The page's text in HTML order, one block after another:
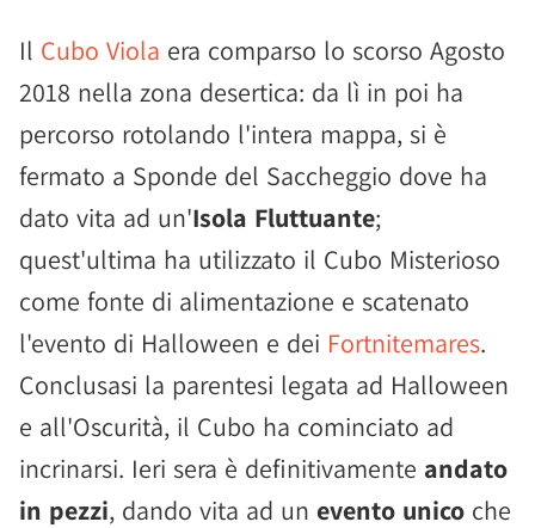
Il Cubo Viola era comparso lo scorso Agosto
2018 nella zona desertica: da lì in poi ha
percorso rotolando l'intera mappa, si è
fermato a Sponde del Saccheggio dove ha
dato vita ad un'Isola Fluttuante;
quest'ultima ha utilizzato il Cubo Misterioso
come fonte di alimentazione e scatenato
l'evento di Halloween e dei Fortnitemares.
Conclusasi la parentesi legata ad Halloween
e all'Oscurità, il Cubo ha cominciato ad
incrinarsi. Ieri sera è definitivamente andato
in pezzi, dando vita ad un evento unico che